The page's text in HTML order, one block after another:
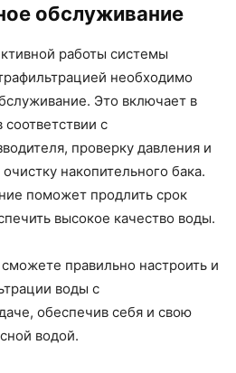
обслуживание
работы системы
необходимо
Это включает в
с
проверку давления и
накопительного бака.
поможет продлить срок
высокое качество воды.
правильно настроить и
воды с
обеспечив себя и свою
водой.